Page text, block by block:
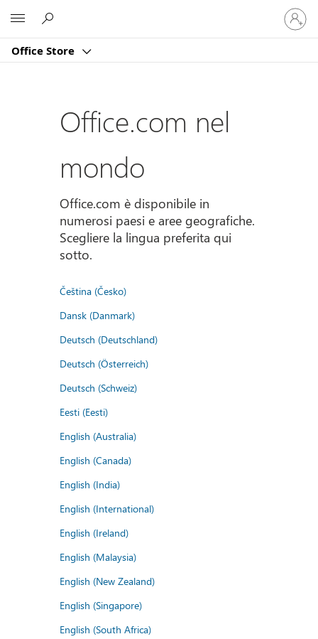
Office Store
Accedi
con
il
account
Office.com nel
mondo
Office.com è disponibile in
numerosi paesi e aree geografiche.
Scegliere la lingua preferita qui
sotto.
Čeština (Česko)
Dansk (Danmark)
Deutsch (Deutschland)
Deutsch (Österreich)
Deutsch (Schweiz)
Eesti (Eesti)
English (Australia)
English (Canada)
English (India)
English (International)
English (Ireland)
English (Malaysia)
English (New Zealand)
English (Singapore)
English (South Africa)